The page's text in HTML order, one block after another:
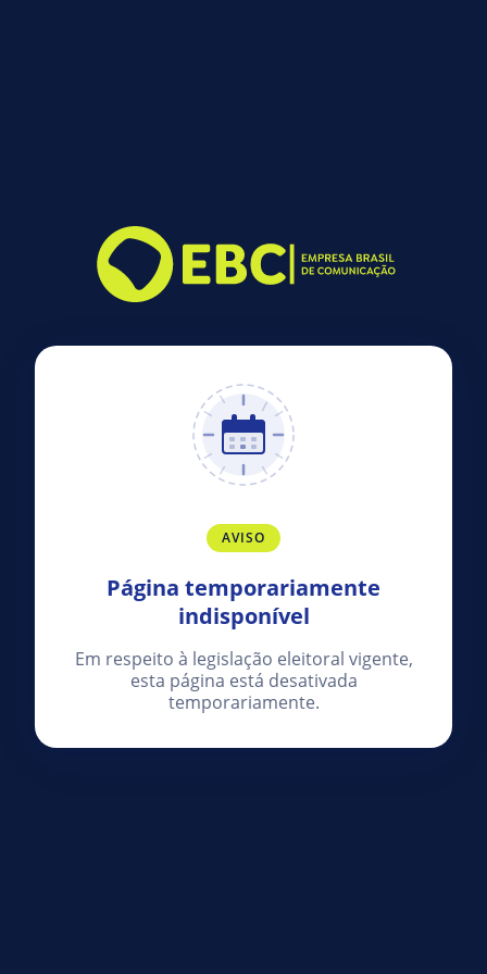
AVISO
Página temporariamente
indisponível
Em respeito à legislação eleitoral vigente,
esta página está desativada
temporariamente.